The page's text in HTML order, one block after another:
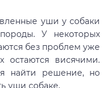
уши у собаки
У некоторых
без проблем уже
остаются висячими.
найти решение, но
уши собаке.